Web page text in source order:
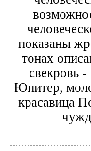
показаны
тонах
свекровь
Юпитер,
красавица